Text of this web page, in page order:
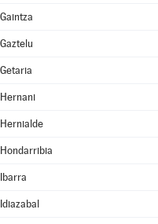
Gaintza
Gaztelu
Getaria
Hernani
Hernialde
Hondarribia
Ibarra
Idiazabal